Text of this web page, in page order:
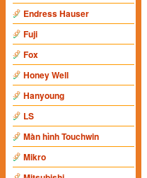
Endress Hauser
Fuji
Fox
Honey Well
Hanyoung
LS
Màn hình Touchwin
Mikro